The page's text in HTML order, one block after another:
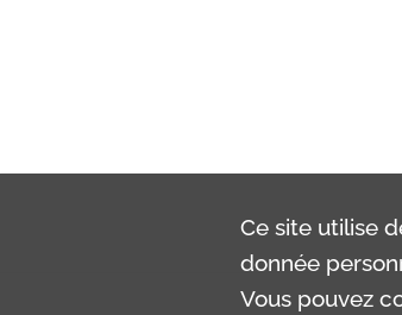
Ce site utilise
donnée
Vous pouvez